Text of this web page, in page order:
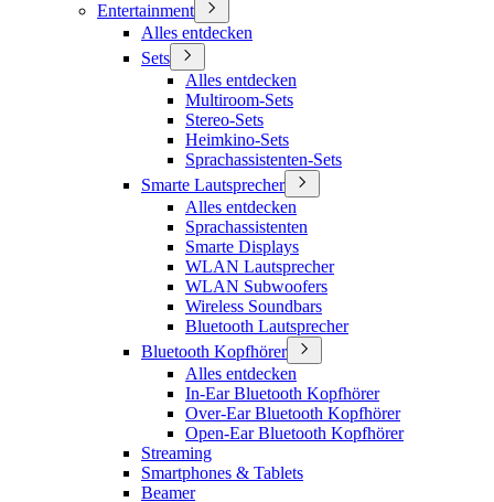
Entertainment
Alles entdecken
Sets
Alles entdecken
Multiroom-Sets
Stereo-Sets
Heimkino-Sets
Sprachassistenten-Sets
Smarte Lautsprecher
Alles entdecken
Sprachassistenten
Smarte Displays
WLAN Lautsprecher
WLAN Subwoofers
Wireless Soundbars
Bluetooth Lautsprecher
Bluetooth Kopfhörer
Alles entdecken
In-Ear Bluetooth Kopfhörer
Over-Ear Bluetooth Kopfhörer
Open-Ear Bluetooth Kopfhörer
Streaming
Smartphones & Tablets
Beamer